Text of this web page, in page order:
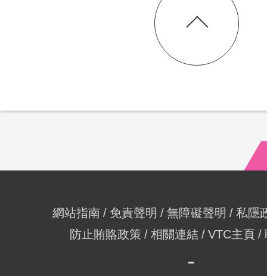
網站指南 免責聲明 無障礙聲明
私隱
防止賄賂政策
相關連結 VTC主頁